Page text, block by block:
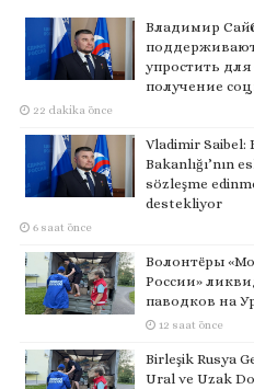
Владимир
упростить
получение
22 dakika önce
Vladimir Saibel:
Bakanlığı’nın
sözleşme
destekliyor
6 saat önce
Волонтёры
России»
паводков на
12 saat önce
Birleşik Rusya
Ural ve Uzak